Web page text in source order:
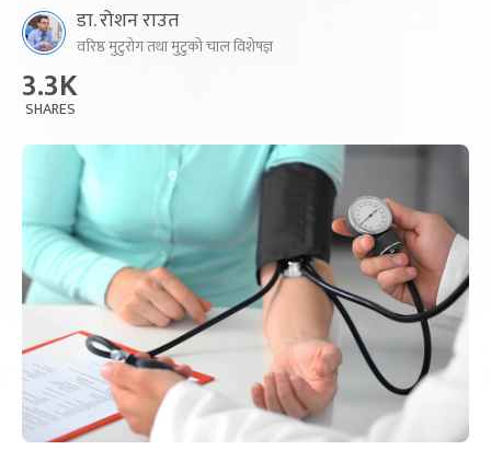
डा. रोशन राउत
वरिष्ठ मुटुरोग तथा मुटुको चाल विशेषज्ञ
3.3K
SHARES